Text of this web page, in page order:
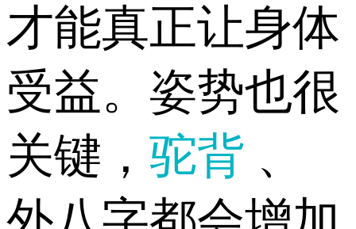
才能真正让身体
受益。姿势也很
关键， 驼背 、